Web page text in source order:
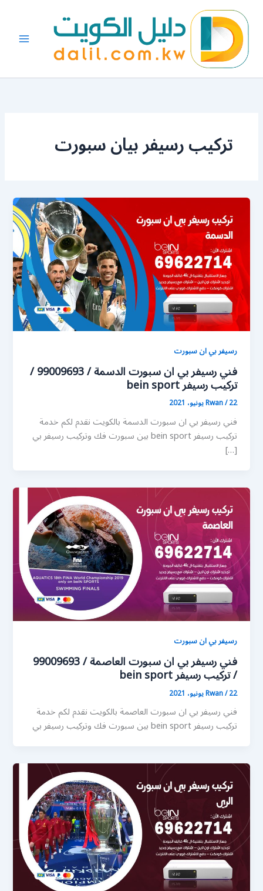
المحتوى
تركيب رسيفر بيان سبورت
رسيفر بي ان سبورت
فني رسيفر بي ان سبورت الدسمة / 99009693 /
تركيب رسيفر bein sport
Rwan/22 يونيو، 2021
فني رسيفر بي ان سبورت الدسمة بالكويت نقدم لكم خدمة
تركيب رسيفر bein sport بين سبورت فك وتركيب رسيفر بي
[…]
رسيفر بي ان سبورت
فني رسيفر بي ان سبورت العاصمة / 99009693
/ تركيب رسيفر bein sport
Rwan/22 يونيو، 2021
فني رسيفر بي ان سبورت العاصمة بالكويت نقدم لكم خدمة
تركيب رسيفر bein sport بين سبورت فك وتركيب رسيفر بي